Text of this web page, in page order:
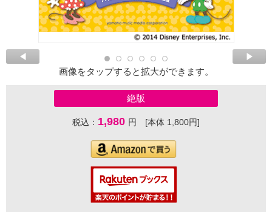
画像をタップすると拡大ができます。
絶版
税込： 1,980 円 [本体 1,800円]